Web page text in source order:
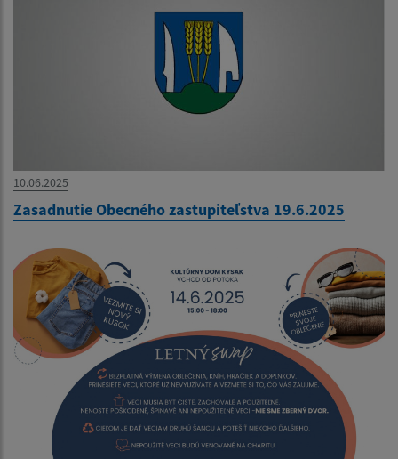
10.06.2025
Zasadnutie Obecného zastupiteľstva 19.6.2025